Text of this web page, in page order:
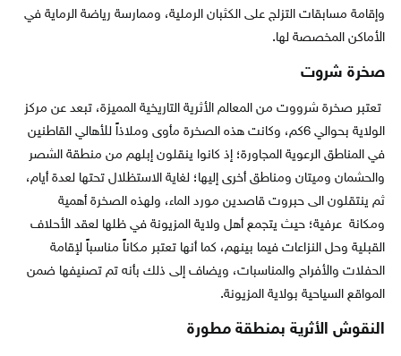
وإقامة مسابقات التزلج على الكثبان الرملية، وممارسة رياضة الرماية في
الأماكن المخصصة لها.
صخرة شروت
تعتبر صخرة شرووت من المعالم الأثرية التاريخية المميزة، تبعد عن مركز
الولاية بحوالي 6كم، وكانت هذه الصخرة مأوى وملاذاً للأهالي القاطنين
في المناطق الرعوية المجاورة؛ إذ كانوا ينقلون إبلهم من منطقة الشصر
والحشمان وميتان ومناطق أخرى إليها؛ لغاية الاستظلال تحتها لعدة أيام،
ثم ينتقلون الى حبروت قاصدين مورد الماء، ولهذه الصخرة أهمية
ومكانة عرفية؛ حيث يتجمع أهل ولاية المزيونة في ظلها لعقد الأحلاف
القبلية وحل النزاعات فيما بينهم، كما أنها تعتبر مكاناً مناسباً لإقامة
الحفلات والأفراح والمناسبات، ويضاف إلى ذلك بأنه تم تصنيفها ضمن
المواقع السياحية بولاية المزيونة.
النقوش الأثرية بمنطقة مطورة